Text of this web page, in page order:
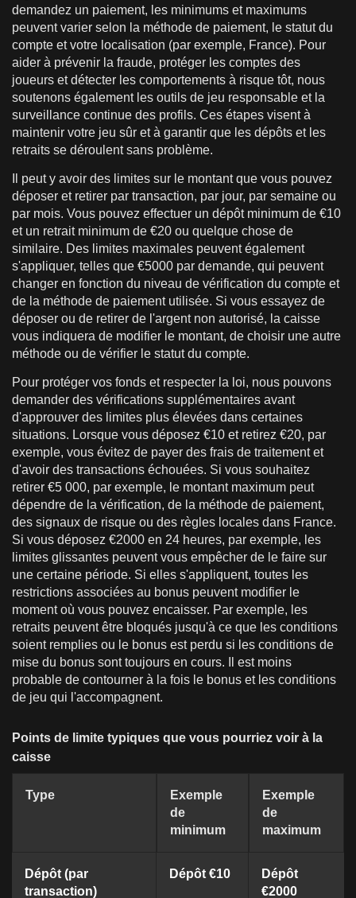
demandez un paiement, les minimums et maximums
peuvent varier selon la méthode de paiement, le statut du
compte et votre localisation (par exemple, France). Pour
aider à prévenir la fraude, protéger les comptes des
joueurs et détecter les comportements à risque tôt, nous
soutenons également les outils de jeu responsable et la
surveillance continue des profils. Ces étapes visent à
maintenir votre jeu sûr et à garantir que les dépôts et les
retraits se déroulent sans problème.
Il peut y avoir des limites sur le montant que vous pouvez
déposer et retirer par transaction, par jour, par semaine ou
par mois. Vous pouvez effectuer un dépôt minimum de €10
et un retrait minimum de €20 ou quelque chose de
similaire. Des limites maximales peuvent également
s'appliquer, telles que €5000 par demande, qui peuvent
changer en fonction du niveau de vérification du compte et
de la méthode de paiement utilisée. Si vous essayez de
déposer ou de retirer de l'argent non autorisé, la caisse
vous indiquera de modifier le montant, de choisir une autre
méthode ou de vérifier le statut du compte.
Pour protéger vos fonds et respecter la loi, nous pouvons
demander des vérifications supplémentaires avant
d'approuver des limites plus élevées dans certaines
situations. Lorsque vous déposez €10 et retirez €20, par
exemple, vous évitez de payer des frais de traitement et
d'avoir des transactions échouées. Si vous souhaitez
retirer €5 000, par exemple, le montant maximum peut
dépendre de la vérification, de la méthode de paiement,
des signaux de risque ou des règles locales dans France.
Si vous déposez €2000 en 24 heures, par exemple, les
limites glissantes peuvent vous empêcher de le faire sur
une certaine période. Si elles s'appliquent, toutes les
restrictions associées au bonus peuvent modifier le
moment où vous pouvez encaisser. Par exemple, les
retraits peuvent être bloqués jusqu'à ce que les conditions
soient remplies ou le bonus est perdu si les conditions de
mise du bonus sont toujours en cours. Il est moins
probable de contourner à la fois le bonus et les conditions
de jeu qui l'accompagnent.
Points de limite typiques que vous pourriez voir à la
caisse
Type
Exemple
de
minimum
Exemple
de
maximum
Dépôt (par
transaction)
Dépôt €10
Dépôt
€2000